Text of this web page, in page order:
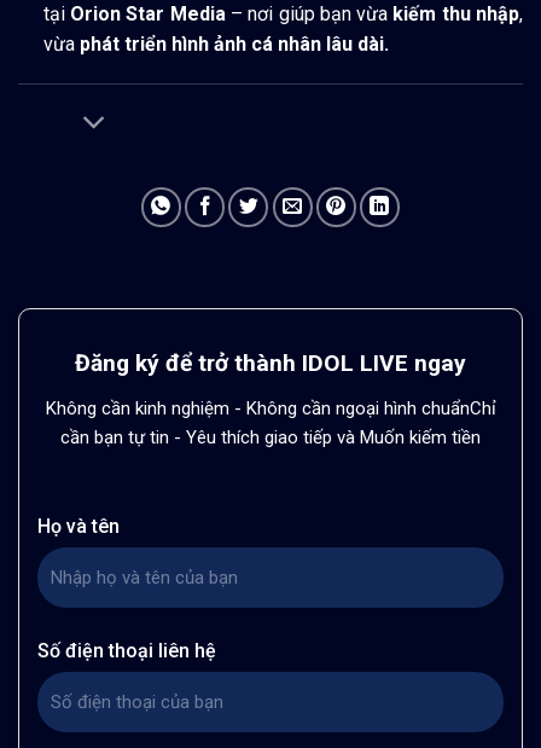
tại Orion Star Media – nơi giúp bạn vừa kiếm thu nhập,
vừa phát triển hình ảnh cá nhân lâu dài.
Đăng ký để trở thành IDOL LIVE ngay
Không cần kinh nghiệm - Không cần ngoại hình chuẩnChỉ
cần bạn tự tin - Yêu thích giao tiếp và Muốn kiếm tiền
Họ và tên
Số điện thoại liên hệ